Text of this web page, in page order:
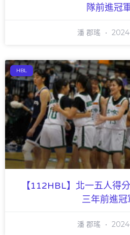
隊前進冠
潘 郡瑤
HBL
【112HBL】北一五人得
三年前進冠
潘 郡瑤